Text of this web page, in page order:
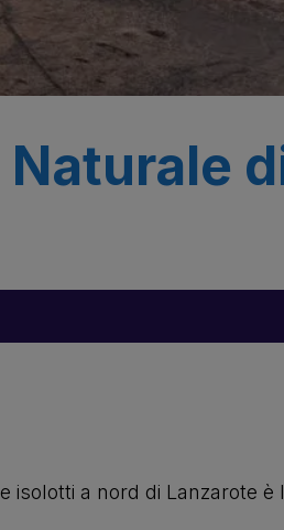
isolotti a nord di Lanzarote è